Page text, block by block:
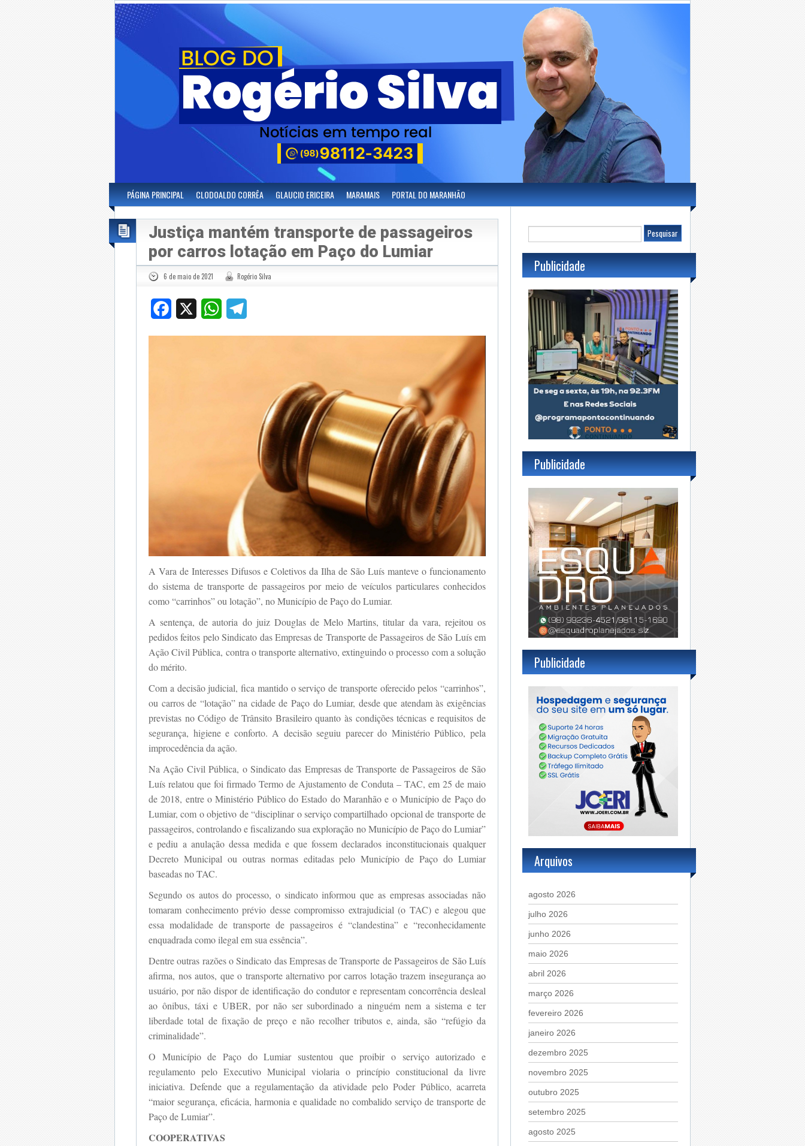
PÁGINA PRINCIPAL CLODOALDO CORRÊA GLAUCIO ERICEIRA MARAMAIS PORTAL DO MARANHÃO
Justiça mantém transporte de passageiros
por carros lotação em Paço do Lumiar
6 de maio de 2021 Rogério Silva
Facebook WhatsApp
A Vara de Interesses Difusos e Coletivos da Ilha de São Luís manteve o funcionamento
do sistema de transporte de passageiros por meio de veículos particulares conhecidos
como “carrinhos” ou lotação”, no Município de Paço do Lumiar.
A sentença, de autoria do juiz Douglas de Melo Martins, titular da vara, rejeitou os
pedidos feitos pelo Sindicato das Empresas de Transporte de Passageiros de São Luís em
Ação Civil Pública, contra o transporte alternativo, extinguindo o processo com a solução
do mérito.
Com a decisão judicial, fica mantido o serviço de transporte oferecido pelos “carrinhos”,
ou carros de “lotação” na cidade de Paço do Lumiar, desde que atendam às exigências
previstas no Código de Trânsito Brasileiro quanto às condições técnicas e requisitos de
segurança, higiene e conforto. A decisão seguiu parecer do Ministério Público, pela
improcedência da ação.
Na Ação Civil Pública, o Sindicato das Empresas de Transporte de Passageiros de São
Luís relatou que foi firmado Termo de Ajustamento de Conduta – TAC, em 25 de maio
de 2018, entre o Ministério Público do Estado do Maranhão e o Município de Paço do
Lumiar, com o objetivo de “disciplinar o serviço compartilhado opcional de transporte de
passageiros, controlando e fiscalizando sua exploração no Município de Paço do Lumiar”
e pediu a anulação dessa medida e que fossem declarados inconstitucionais qualquer
Decreto Municipal ou outras normas editadas pelo Município de Paço do Lumiar
baseadas no TAC.
Segundo os autos do processo, o sindicato informou que as empresas associadas não
tomaram conhecimento prévio desse compromisso extrajudicial (o TAC) e alegou que
essa modalidade de transporte de passageiros é “clandestina” e “reconhecidamente
enquadrada como ilegal em sua essência”.
Dentre outras razões o Sindicato das Empresas de Transporte de Passageiros de São Luís
afirma, nos autos, que o transporte alternativo por carros lotação trazem insegurança ao
usuário, por não dispor de identificação do condutor e representam concorrência desleal
ao ônibus, táxi e UBER, por não ser subordinado a ninguém nem a sistema e ter
liberdade total de fixação de preço e não recolher tributos e, ainda, são “refúgio da
criminalidade”.
O Município de Paço do Lumiar sustentou que proibir o serviço autorizado e
regulamento pelo Executivo Municipal violaria o princípio constitucional da livre
iniciativa. Defende que a regulamentação da atividade pelo Poder Público, acarreta
“maior segurança, eficácia, harmonia e qualidade no combalido serviço de transporte de
Paço de Lumiar”.
COOPERATIVAS
Publicidade
Publicidade
Publicidade
Arquivos
agosto 2026
julho 2026
junho 2026
maio 2026
abril 2026
março 2026
fevereiro 2026
janeiro 2026
dezembro 2025
novembro 2025
outubro 2025
setembro 2025
agosto 2025